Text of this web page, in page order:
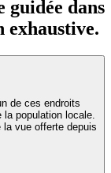
guidée dans
exhaustive.
de ces endroits
population locale.
la vue offerte depuis